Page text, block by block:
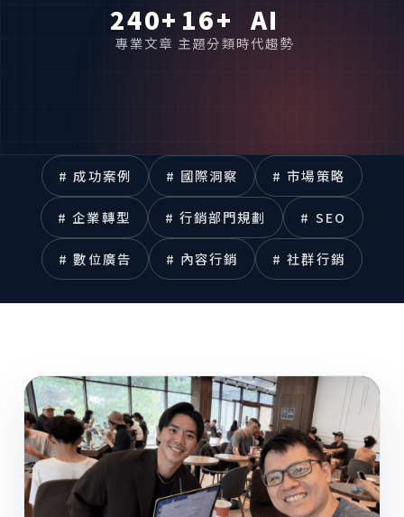
240+
專業文章
16+
主題分類
AI
時代趨勢
# 成功案例 # 國際洞察 # 市場策略
# 企業轉型 # 行銷部門規劃 # SEO
# 數位廣告 # 內容行銷 # 社群行銷